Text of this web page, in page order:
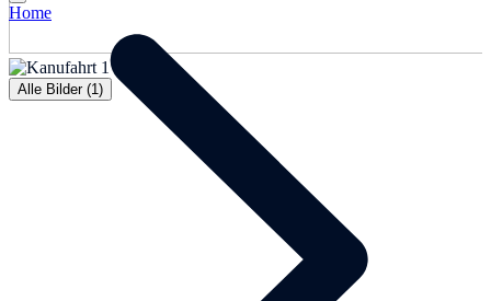
Alle Bilder (1)
Home